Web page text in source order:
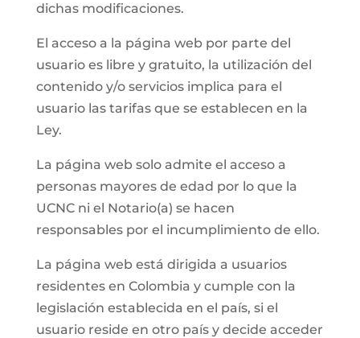
dichas modificaciones.
El acceso a la página web por parte del
usuario es libre y gratuito, la utilización del
contenido y/o servicios implica para el
usuario las tarifas que se establecen en la
Ley.
La página web solo admite el acceso a
personas mayores de edad por lo que la
UCNC ni el Notario(a) se hacen
responsables por el incumplimiento de ello.
La página web está dirigida a usuarios
residentes en Colombia y cumple con la
legislación establecida en el país, si el
usuario reside en otro país y decide acceder